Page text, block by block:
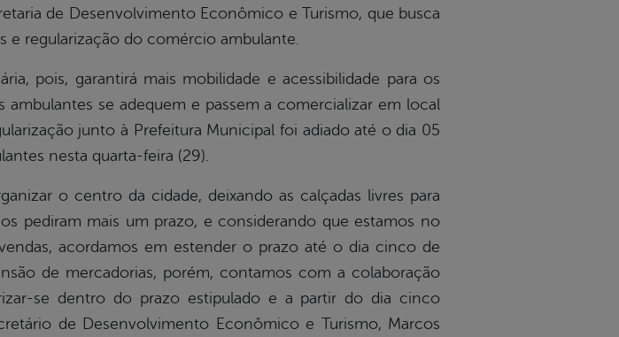
de Desenvolvimento Econômico e Turismo, que busca
e regularização do comércio ambulante.
pois, garantirá mais mobilidade e acessibilidade para os
se adequem e passem a comercializar em local
junto à Prefeitura Municipal foi adiado até o dia 05
nesta quarta-feira (29).
o centro da cidade, deixando as calçadas livres para
pediram mais um prazo, e considerando que estamos no
acordamos em estender o prazo até o dia cinco de
de mercadorias, porém, contamos com a colaboração
se dentro do prazo estipulado e a partir do dia cinco
de Desenvolvimento Econômico e Turismo, Marcos